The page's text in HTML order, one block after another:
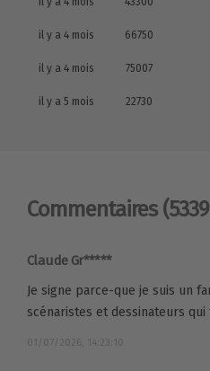
il y a 4 mois 66750
il y a 4 mois 75007
il y a 5 mois 22730
Commentaires
Claude Gr*****
Je signe parce-que je suis un
scénaristes et dessinateurs
01/07/2026, 14:23:10